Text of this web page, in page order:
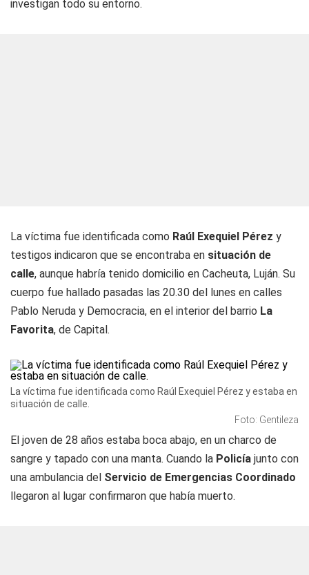
investigan todo su entorno.
La víctima fue identificada como Raúl Exequiel Pérez y
testigos indicaron que se encontraba en situación de
calle, aunque habría tenido domicilio en Cacheuta, Luján. Su
cuerpo fue hallado pasadas las 20.30 del lunes en calles
Pablo Neruda y Democracia, en el interior del barrio La
Favorita, de Capital.
La víctima fue identificada como Raúl Exequiel Pérez y estaba en
situación de calle.
Foto: Gentileza
El joven de 28 años estaba boca abajo, en un charco de
sangre y tapado con una manta. Cuando la Policía junto con
una ambulancia del Servicio de Emergencias Coordinado
llegaron al lugar confirmaron que había muerto.